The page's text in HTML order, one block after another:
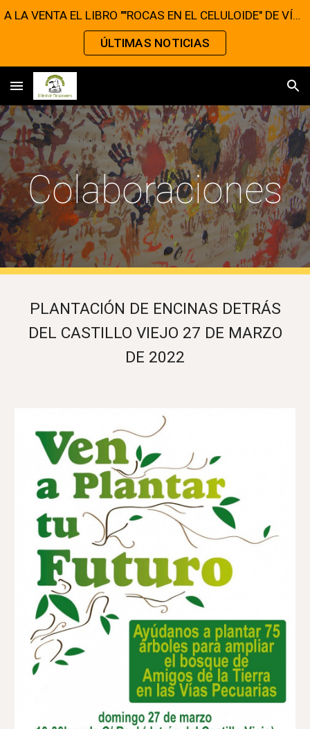
A LA VENTA EL LIBRO ""ROCAS EN EL CELULOIDE" DE VÍCTOR MATELLANO
ÚLTIMAS NOTICIAS
Colaboraciones
PLANTACIÓN DE ENCINAS DETRÁS
DEL CASTILLO VIEJO 27 DE MARZO
DE 2022